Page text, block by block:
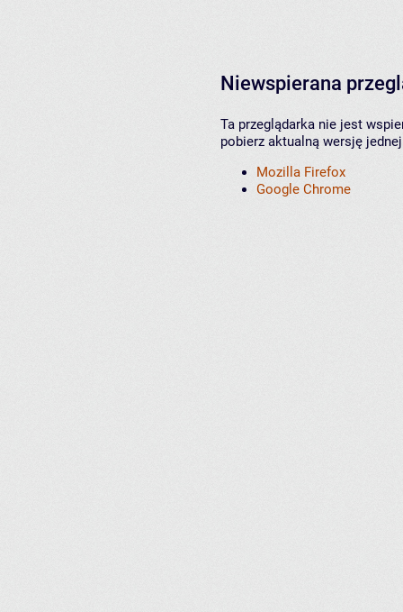
Niewspierana
Ta przeglądarka nie jest
pobierz aktualną wersję
Mozilla Firefox
Google Chrome